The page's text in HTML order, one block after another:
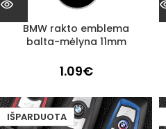
BMW rakto emblema
balta-mėlyna 11mm
1.09€
IŠPARDUOTA